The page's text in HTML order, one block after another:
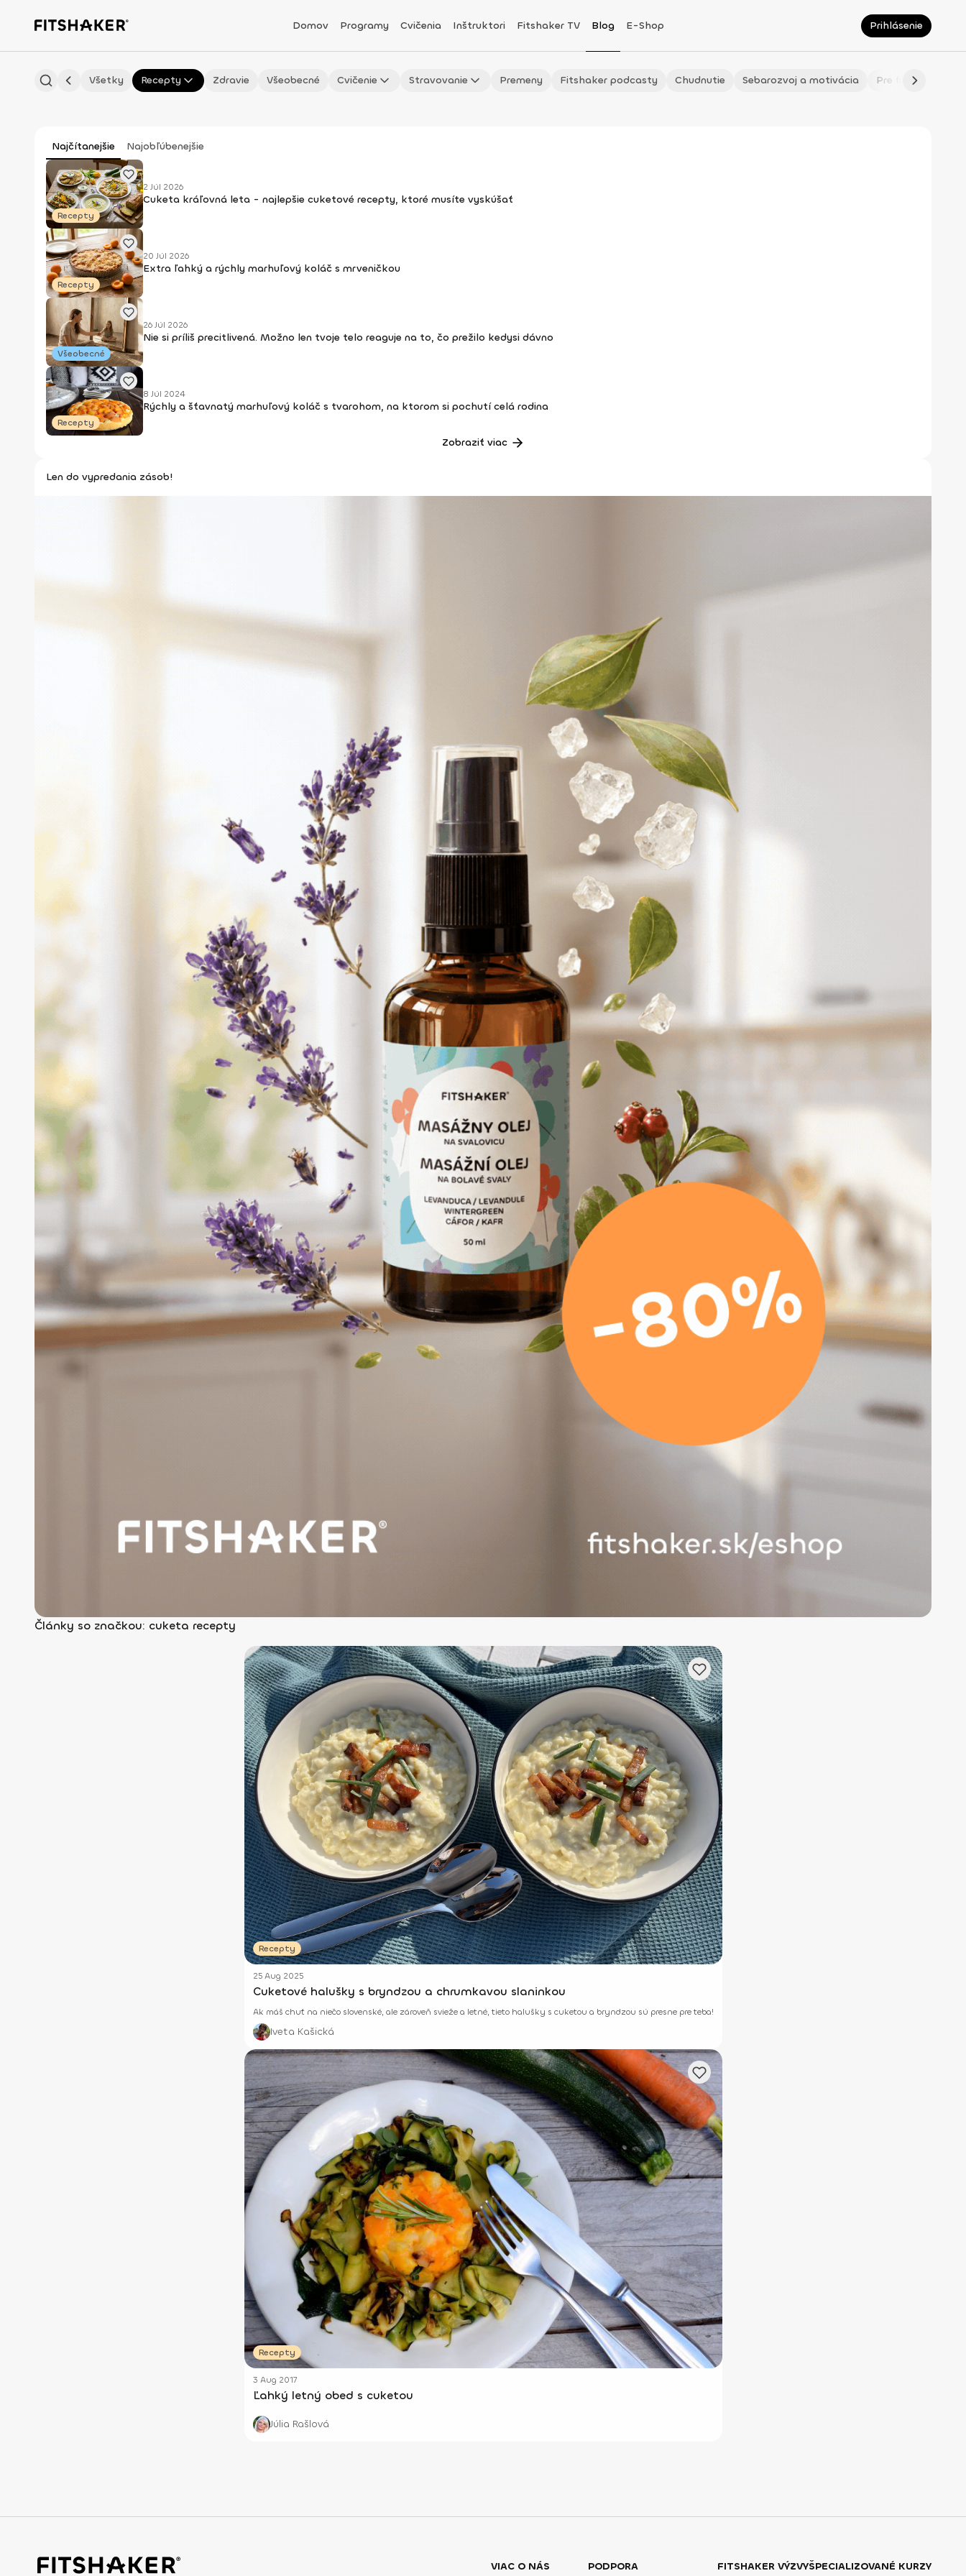
Domov Programy Cvičenia Inštruktori Fitshaker TV Blog E-Shop Prihlásenie
Všetky Recepty Zdravie Všeobecné Cvičenie Stravovanie Premeny Fitshaker podcasty Chudnutie Sebarozvoj a motivácia Pre fitmaminky
Najčítanejšie Najobľúbenejšie
Recepty
2 Júl 2026
Cuketa kráľovná leta - najlepšie cuketové recepty, ktoré musíte vyskúšať
Recepty
20 Júl 2026
Extra ľahký a rýchly marhuľový koláč s mrveničkou
Všeobecné
26 Júl 2026
Nie si príliš precitlivená. Možno len tvoje telo reaguje na to, čo prežilo kedysi dávno
Recepty
8 Júl 2024
Rýchly a šťavnatý marhuľový koláč s tvarohom, na ktorom si pochutí celá rodina
Zobraziť viac
Len do vypredania zásob!
Články so značkou: cuketa recepty
Recepty
25 Aug 2025
Cuketové halušky s bryndzou a chrumkavou slaninkou
Ak máš chuť na niečo slovenské, ale zároveň svieže a letné, tieto halušky s cuketou a bryndzou sú presne pre teba!
Iveta Kašická
Recepty
3 Aug 2017
Ľahký letný obed s cuketou
Júlia Rašlová
VIAC O NÁS PODPORA FITSHAKER VÝZVYŠPECIALIZOVANÉ KURZY